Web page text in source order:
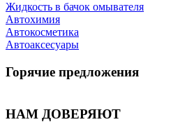
Жидкость в бачок омывателя
Автохимия
Автокосметика
Автоаксесуары
Горячие предложения
НАМ ДОВЕРЯЮТ